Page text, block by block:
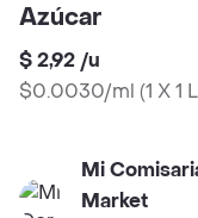
Azúcar
$ 2,92 /u
$0.0030/ml (1 X 1 L
Mi
Market